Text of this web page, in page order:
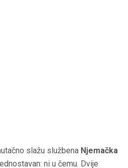
slažu službena Njemačka
ni u čemu. Dvije